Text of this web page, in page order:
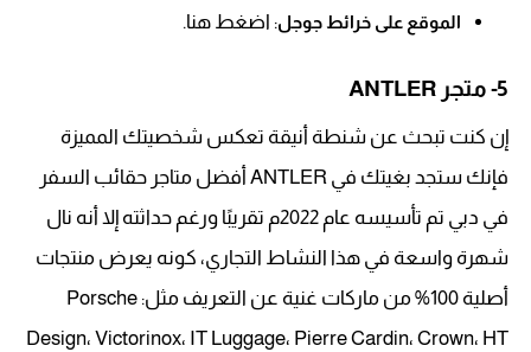
الموقع على خرائط جوجل: اضغط هنا.
5- متجر ANTLER
إن كنت تبحث عن شنطة أنيقة تعكس شخصيتك المميزة
فإنك ستجد بغيتك في ANTLER أفضل متاجر حقائب السفر
في دبي تم تأسيسه عام 2022م تقريبًا ورغم حداثته إلا أنه نال
شهرة واسعة في هذا النشاط التجاري، كونه يعرض منتجات
أصلية 100% من ماركات غنية عن التعريف مثل: Porsche
Design، Victorinox، IT Luggage، Pierre Cardin، Crown، HT